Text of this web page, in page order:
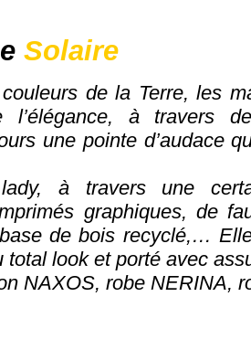
Solaire
de la Terre, les
à travers
une pointe d’audace
à travers une
graphiques, de
de bois recyclé,…
total look et porté avec
NAXOS, robe NERINA,